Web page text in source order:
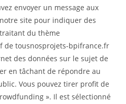
envoyer un message aux
site pour indiquer des
du thème
de tousnosprojets-bpifrance.fr
des données sur le sujet de
en tâchant de répondre au
Vous pouvez tirer profit de
». Il est sélectionné